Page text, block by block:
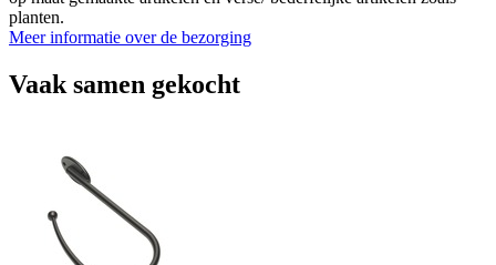
planten.
Meer informatie over de bezorging
Vaak samen gekocht